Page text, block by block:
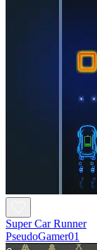
Super Car Runner
PseudoGamer01